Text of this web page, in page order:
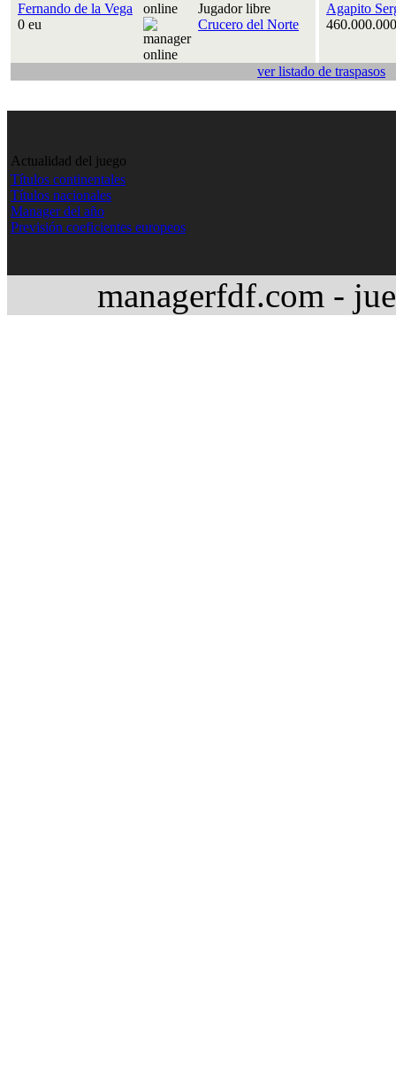
Fernando de la Vega
0 eu
Jugador libre
Crucero del Norte
Agapito
ver listado de traspasos
Actualidad del juego
Títulos continentales
Títulos nacionales
Manager del año
Previsión coeficientes europeos
managerfdf.com -